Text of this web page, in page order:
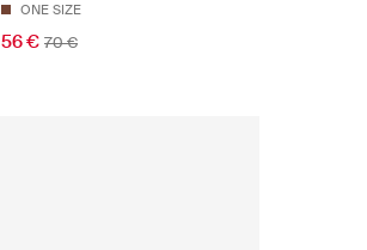
ONE SIZE
56 € 70 €